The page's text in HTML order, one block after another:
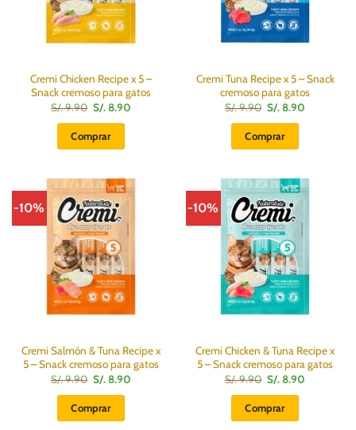
Cremi Chicken Recipe x 5 –
Snack cremoso para gatos
S/.9.90 El
precio
original
era:
S/.
S/.8.90
Comprar
Cremi Tuna Recipe x 5 – Snack
cremoso para gatos
S/.9.90 El
precio
original
era:
S/.
S/.8.90
Comprar
-10%
Cremi Salmón & Tuna Recipe x
5 – Snack cremoso para gatos
S/.9.90 El
precio
original
era:
S/.
S/.8.90
Comprar
-10%
Cremi Chicken & Tuna Recipe x
5 – Snack cremoso para gatos
S/.9.90 El
precio
original
era:
S/.
S/.8.90
Comprar